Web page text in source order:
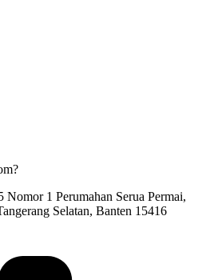
1 Perumahan Serua Permai,
Selatan, Banten 15416